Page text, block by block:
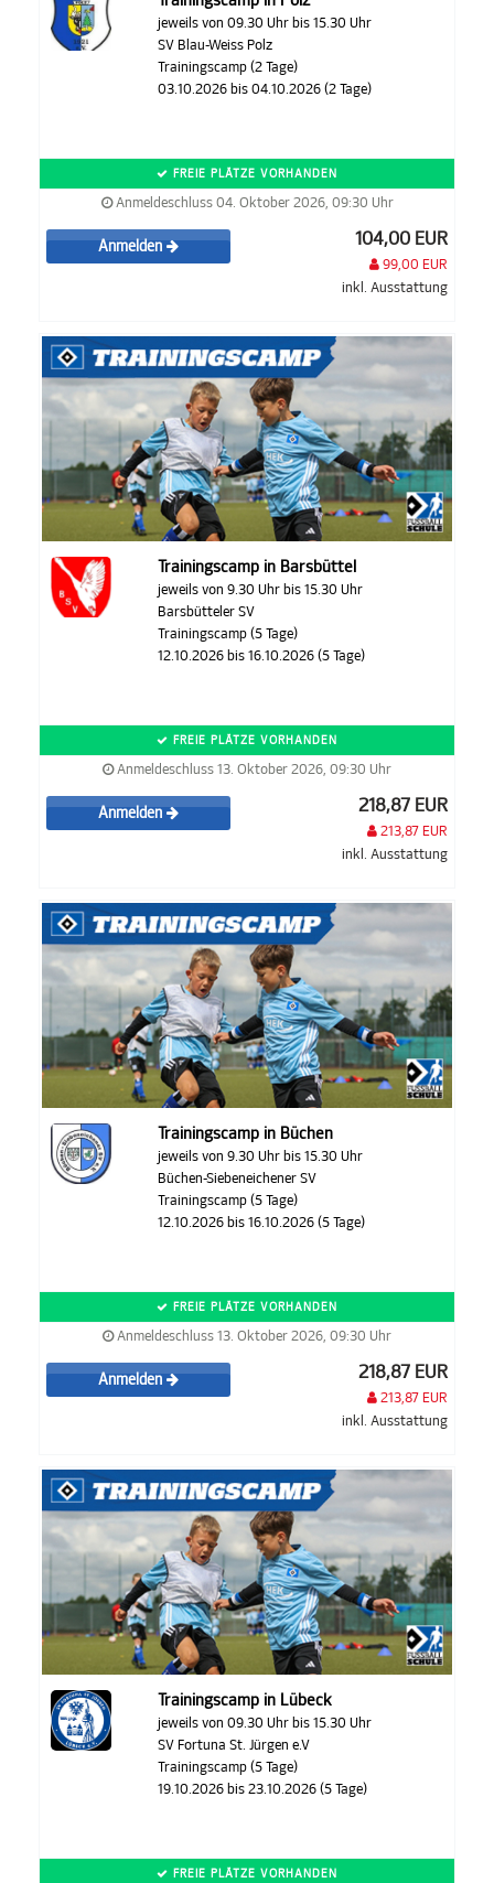
jeweils von 09.30 Uhr bis 15.30 Uhr
SV Blau-Weiss Polz
Trainingscamp (2 Tage)
03.10.2026 bis 04.10.2026 (2 Tage)
FREIE PLÄTZE VORHANDEN
Anmeldeschluss 04. Oktober 2026, 09:30 Uhr
Anmelden 104,00 EUR
99,00 EUR
inkl. Ausstattung
Trainingscamp in Barsbüttel
jeweils von 9.30 Uhr bis 15.30 Uhr
Barsbütteler SV
Trainingscamp (5 Tage)
12.10.2026 bis 16.10.2026 (5 Tage)
FREIE PLÄTZE VORHANDEN
Anmeldeschluss 13. Oktober 2026, 09:30 Uhr
Anmelden 218,87 EUR
213,87 EUR
inkl. Ausstattung
Trainingscamp in Büchen
jeweils von 9.30 Uhr bis 15.30 Uhr
Büchen-Siebeneichener SV
Trainingscamp (5 Tage)
12.10.2026 bis 16.10.2026 (5 Tage)
FREIE PLÄTZE VORHANDEN
Anmeldeschluss 13. Oktober 2026, 09:30 Uhr
Anmelden 218,87 EUR
213,87 EUR
inkl. Ausstattung
Trainingscamp in Lübeck
jeweils von 09.30 Uhr bis 15.30 Uhr
SV Fortuna St. Jürgen e.V
Trainingscamp (5 Tage)
19.10.2026 bis 23.10.2026 (5 Tage)
FREIE PLÄTZE VORHANDEN